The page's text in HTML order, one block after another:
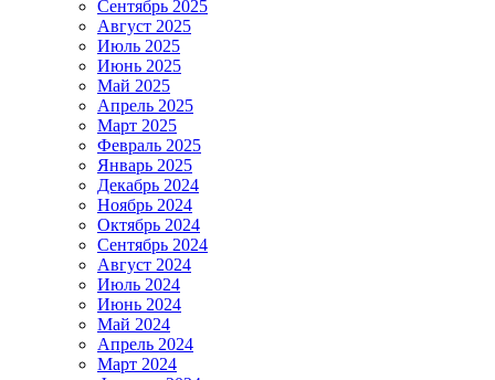
Сентябрь 2025
Август 2025
Июль 2025
Июнь 2025
Май 2025
Апрель 2025
Март 2025
Февраль 2025
Январь 2025
Декабрь 2024
Ноябрь 2024
Октябрь 2024
Сентябрь 2024
Август 2024
Июль 2024
Июнь 2024
Май 2024
Апрель 2024
Март 2024